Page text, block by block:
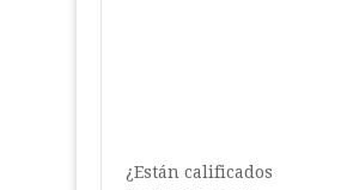
¿Están calificados